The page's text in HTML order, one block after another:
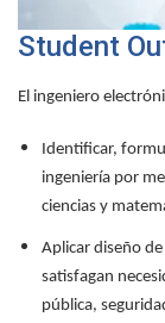
Student
El ingeniero
Identificar,
ingeniería por
ciencias y
Aplicar diseño
satisfagan
pública,